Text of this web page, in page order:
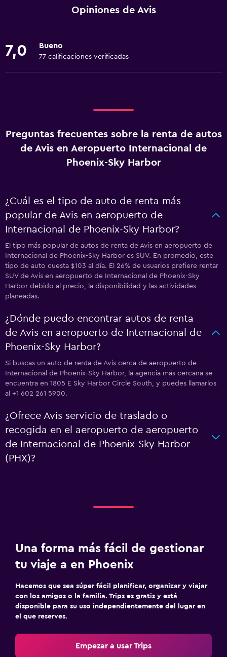
Opiniones de Avis
7,0 Bueno
77 calificaciones verificadas
Preguntas frecuentes sobre la renta de autos
de Avis en Aeropuerto Internacional de
Phoenix-Sky Harbor
¿Cuál es el tipo de auto de renta más
popular de Avis en aeropuerto de
Internacional de Phoenix-Sky Harbor?
El tipo más popular de autos de renta de Avis en aeropuerto de
Internacional de Phoenix-Sky Harbor es SUV. En promedio, este
tipo de auto cuesta $103 al día. El 26% de usuarios prefiere rentar
SUV de Avis en aeropuerto de Internacional de Phoenix-Sky
Harbor debido al precio, la disponibilidad y las actividades
planeadas.
¿Dónde puedo encontrar autos de renta
de Avis en aeropuerto de Internacional de
Phoenix-Sky Harbor?
Si buscas un auto de renta de Avis cerca de aeropuerto de
Internacional de Phoenix-Sky Harbor, la agencia más cercana se
encuentra en 1805 E Sky Harbor Circle South, y puedes llamarlos
al +1 602 261 5900.
¿Ofrece Avis servicio de traslado o
recogida en el aeropuerto de aeropuerto
de Internacional de Phoenix-Sky Harbor
(PHX)?
Una forma más fácil de gestionar
tu viaje a en Phoenix
Hacemos que sea súper fácil planificar, organizar y viajar
con los amigos o la familia. Trips es gratis y está
disponible para su uso independientemente del lugar en
el que reserves.
Empezar a usar Trips